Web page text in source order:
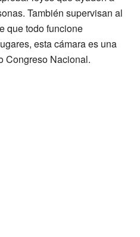
También supervisan al
que todo funcione
esta cámara es una
Congreso Nacional.